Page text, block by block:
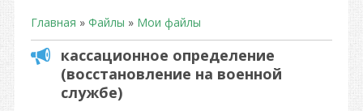
Главная » Файлы » Мои файлы
кассационное определение
(восстановление на военной
службе)